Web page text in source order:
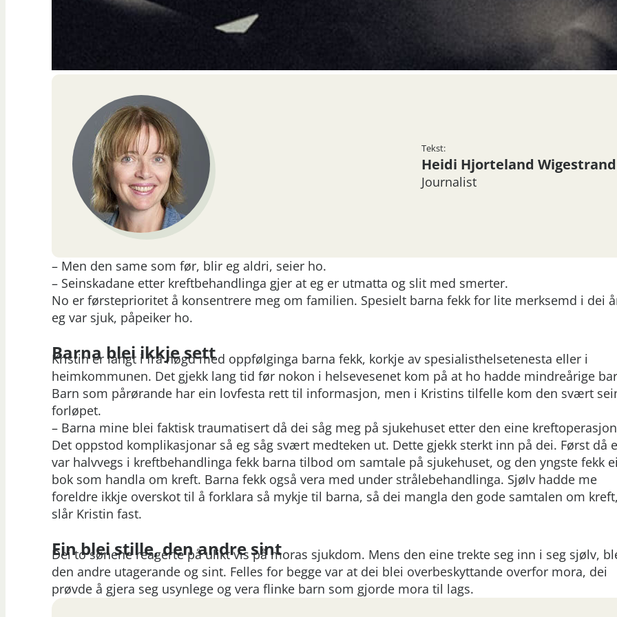
Tekst:
Heidi Hjorteland Wigestrand
Journalist
– Men den same som før, blir eg aldri, seier ho.
– Seinskadane etter kreftbehandlinga gjer at eg er utmatta og slit med smerter.
No er førsteprioritet å konsentrere meg om familien. Spesielt barna fekk for lite merksemd i dei
eg var sjuk, påpeiker ho.
Barna blei ikkje sett
Kristin er langt i frå nøgd med oppfølginga barna fekk, korkje av spesialisthelsetenesta eller i
heimkommunen. Det gjekk lang tid før nokon i helsevesenet kom på at ho hadde mindreårige
Barn som pårørande har ein lovfesta rett til informasjon, men i Kristins tilfelle kom den svært
forløpet.
– Barna mine blei faktisk traumatisert då dei såg meg på sjukehuset etter den eine
Det oppstod komplikasjonar så eg såg svært medteken ut. Dette gjekk sterkt inn på dei. Først då
var halvvegs i kreftbehandlinga fekk barna tilbod om samtale på sjukehuset, og den yngste fekk
bok som handla om kreft. Barna fekk også vera med under strålebehandlinga. Sjølv hadde me
foreldre ikkje overskot til å forklara så mykje til barna, så dei mangla den gode samtalen om
slår Kristin fast.
Ein blei stille, den andre sint
Dei to sønene reagerte på ulikt vis på moras sjukdom. Mens den eine trekte seg inn i seg sjølv,
den andre utagerande og sint. Felles for begge var at dei blei overbeskyttande overfor mora, dei
prøvde å gjera seg usynlege og vera flinke barn som gjorde mora til lags.